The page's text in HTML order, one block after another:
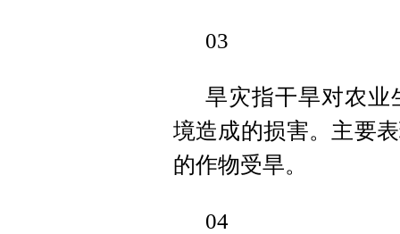
03
旱灾指干旱对农业
境造成的损害。主要
的作物受旱。
04